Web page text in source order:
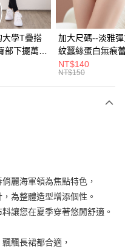
可立即使用無須另外申請。
、繳款截止日，確認付款後即完
續交易確認頁面所載為準。
審核未通過，訂單將自動取
期」於每月結算日後寄送繳費提
」的支付方式。 讓您購物簡單
儲值。
結帳。
大學T疊搭
下擺萬用
裙(黑2L-
圈熊中大
加大尺碼--淡雅
紋蠶絲蛋白無痕
角內褲(白.粉.藍.
3L)-L28眼圈熊中
NT$140
NT$150
麗海軍領為焦點特色，
為整體造型增添個性。
讓您在夏季穿著悠閒舒適。
飄長裙都合適，